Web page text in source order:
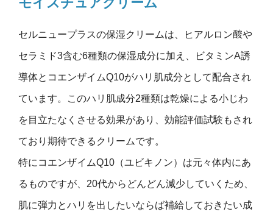
セルニュープラスの保湿クリームは、ヒアルロン酸や
セラミド3含む6種類の保湿成分に加え、ビタミンA誘
導体とコエンザイムQ10がハリ肌成分として配合され
ています。このハリ肌成分2種類は乾燥による小じわ
を目立たなくさせる効果があり、効能評価試験もされ
ており期待できるクリームです。
特にコエンザイムQ10（ユビキノン）は元々体内にあ
るものですが、20代からどんどん減少していくため、
肌に弾力とハリを出したいならば補給しておきたい成